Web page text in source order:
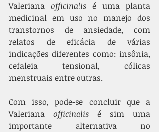
Valeriana officinalis é uma planta
medicinal em uso no manejo dos
transtornos de ansiedade, com
relatos de eficácia de várias
indicações diferentes como: insônia,
cefaleia tensional, cólicas
menstruais entre outras.
Com isso, pode-se concluir que a
Valeriana officinalis é sim uma
importante alternativa no